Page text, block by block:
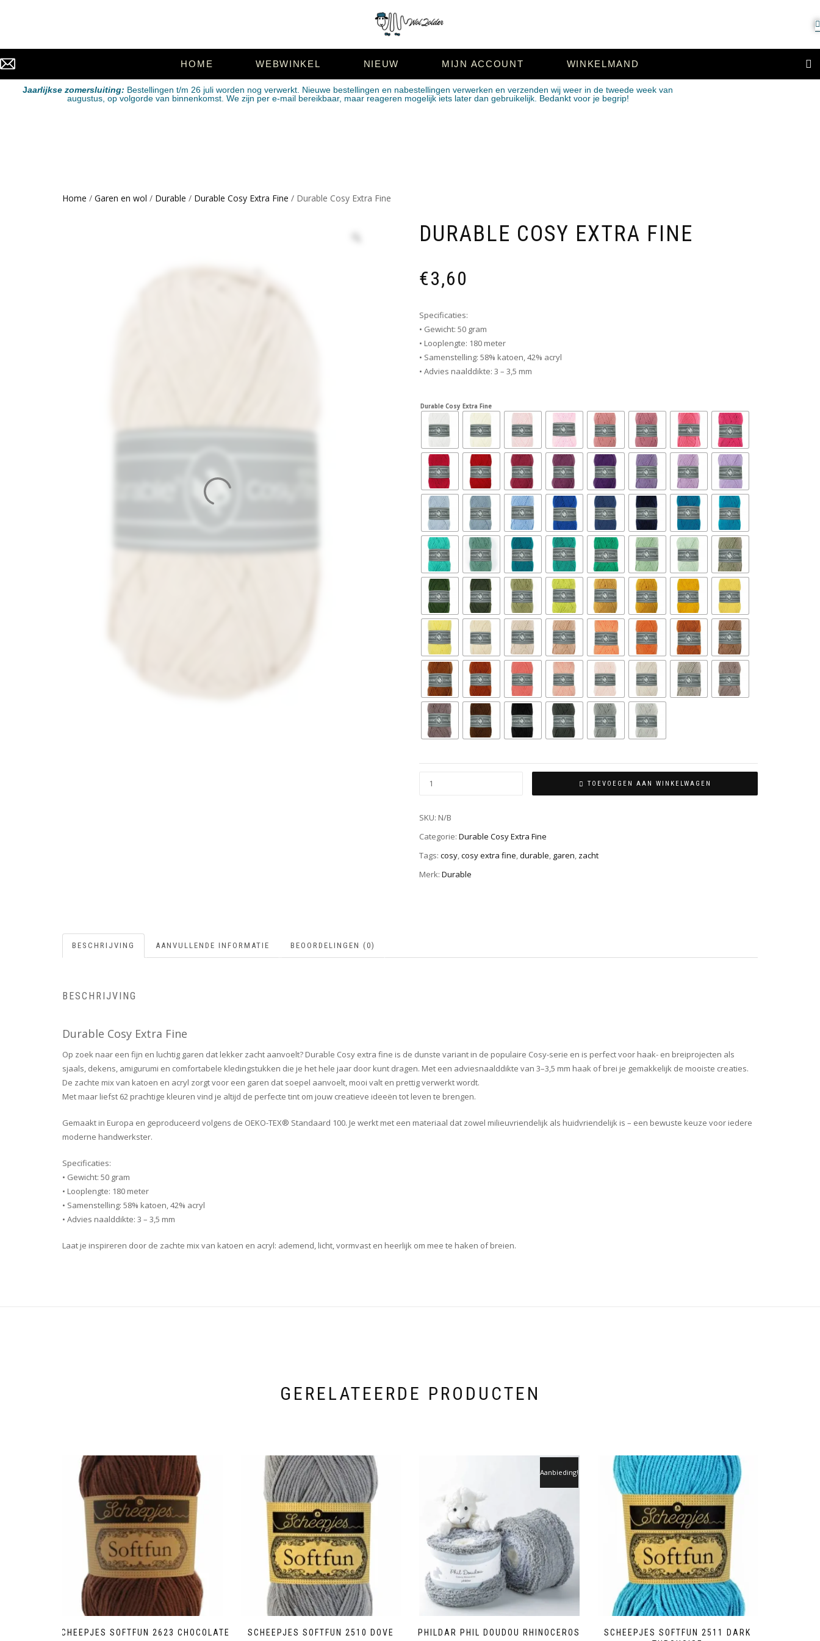
HOME WEBWINKEL NIEUW MIJN ACCOUNT WINKELMAND
Jaarlijkse zomersluiting: Bestellingen t/m 26 juli worden nog verwerkt. Nieuwe bestellingen en nabestellingen verwerken en verzenden wij weer in de tweede week van
augustus, op volgorde van binnenkomst. We zijn per e-mail bereikbaar, maar reageren mogelijk iets later dan gebruikelijk. Bedankt voor je begrip!
Home / Garen en wol / Durable / Durable Cosy Extra Fine / Durable Cosy Extra Fine
DURABLE COSY EXTRA FINE
€3,60
Specificaties:
• Gewicht: 50 gram
• Looplengte: 180 meter
• Samenstelling: 58% katoen, 42% acryl
• Advies naalddikte: 3 – 3,5 mm
Durable Cosy Extra Fine
TOEVOEGEN AAN WINKELWAGEN
SKU: N/B
Categorie: Durable Cosy Extra Fine
Tags: cosy,cosy extra fine,durable, garen, zacht
Merk: Durable
BESCHRIJVING AANVULLENDE INFORMATIE BEOORDELINGEN (0)
BESCHRIJVING
Durable Cosy Extra Fine
Op zoek naar een fijn en luchtig garen dat lekker zacht aanvoelt? Durable Cosy extra fine is de dunste variant in de populaire Cosy-serie en is perfect voor haak- en breiprojecten als
sjaals, dekens, amigurumi en comfortabele kledingstukken die je het hele jaar door kunt dragen. Met een adviesnaalddikte van 3–3,5 mm haak of brei je gemakkelijk de mooiste creaties.
De zachte mix van katoen en acryl zorgt voor een garen dat soepel aanvoelt, mooi valt en prettig verwerkt wordt.
Met maar liefst 62 prachtige kleuren vind je altijd de perfecte tint om jouw creatieve ideeën tot leven te brengen.
Gemaakt in Europa en geproduceerd volgens de OEKO-TEX® Standaard 100. Je werkt met een materiaal dat zowel milieuvriendelijk als huidvriendelijk is – een bewuste keuze voor iedere
moderne handwerkster.
Specificaties:
• Gewicht: 50 gram
• Looplengte: 180 meter
• Samenstelling: 58% katoen, 42% acryl
• Advies naalddikte: 3 – 3,5 mm
Laat je inspireren door de zachte mix van katoen en acryl: ademend, licht, vormvast en heerlijk om mee te haken of breien.
GERELATEERDE PRODUCTEN
SCHEEPJES SOFTFUN 2623 CHOCOLATE SCHEEPJES SOFTFUN 2510 DOVE PHILDAR PHIL DOUDOU RHINOCEROS
Aanbieding!
SCHEEPJES SOFTFUN 2511 DARK